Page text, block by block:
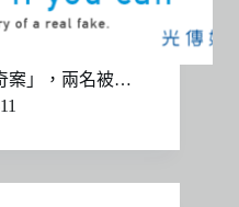
案」，兩名被…